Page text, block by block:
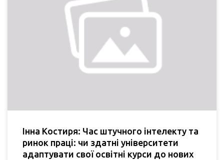
Інна Костиря: Час штучного інтелекту та
ринок праці: чи здатні університети
адаптувати свої освітні курси до нових